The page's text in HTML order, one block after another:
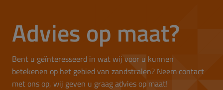
Advies op maat?
Bent u geïnteresseerd in wat wij voor u kunnen
betekenen op het gebied van zandstralen? Neem contact
met ons op, wij geven u graag advies op maat!